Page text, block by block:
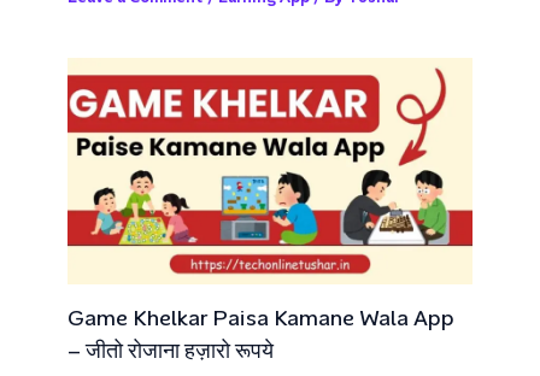
Game Khelkar Paisa Kamane Wala App
– जीतो रोजाना हज़ारो रूपये